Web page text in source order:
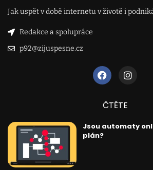
Jak uspět v době internetu v životě i
Redakce a spolupráce
p92@zijuspesne.cz
ČTĚTE
Jsou automaty
plán?